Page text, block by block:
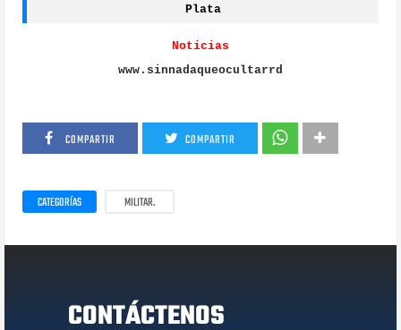
Plata
Noticias
www.sinnadaqueocultarrd
COMPARTIR COMPARTIR
CATEGORÍAS MILITAR.
CONTÁCTENOS